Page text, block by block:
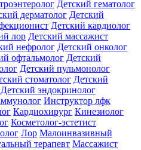
Детский гематолог
дерматолог Детский
Детский кардиолог
лор Детский массажист
нефролог Детский онколог
офтальмолог Детский
Детский пульмонолог
стоматолог Детский
Детский эндокринолог
Инструктор лфк
Кардиохирург Кинезиолог
Косметолог-эстетист
Лор Малоинвазивный
терапевт Массажист